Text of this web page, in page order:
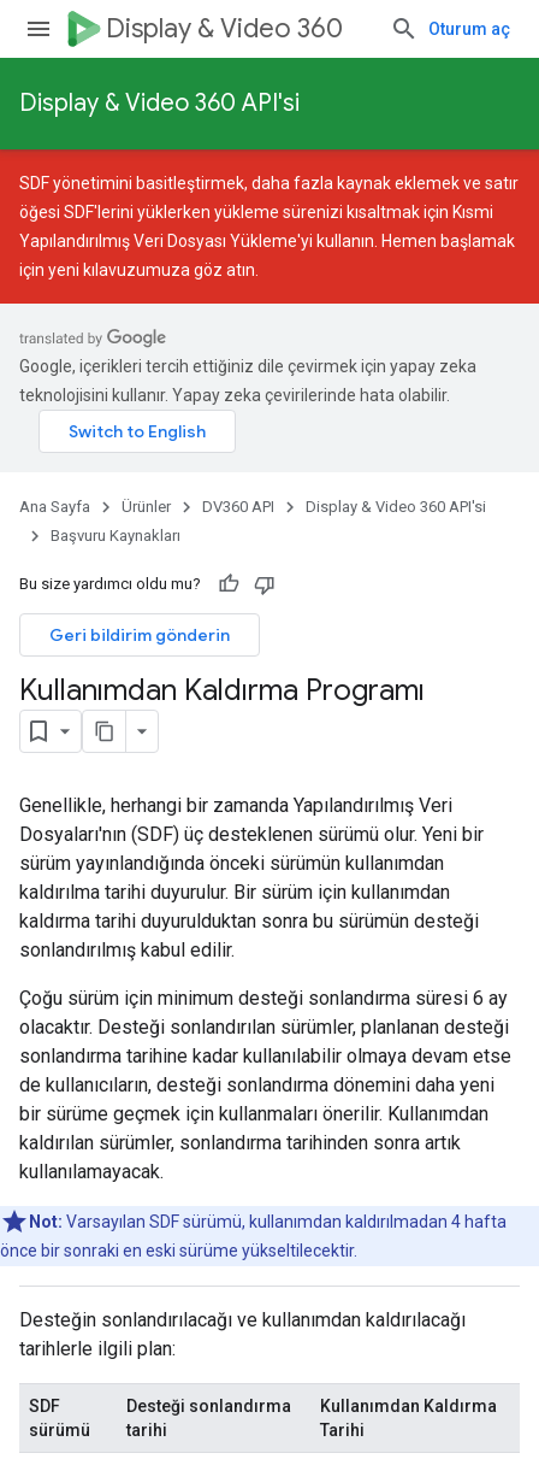
Display & Video 360 Oturum aç
Display & Video 360 API'si
SDF yönetimini basitleştirmek, daha fazla kaynak eklemek ve satır
öğesi SDF'lerini yüklerken yükleme sürenizi kısaltmak için Kısmi
Yapılandırılmış Veri Dosyası Yükleme'yi kullanın. Hemen başlamak
için yeni kılavuzumuza göz atın.
Google, içerikleri tercih ettiğiniz dile çevirmek için yapay zeka
teknolojisini kullanır. Yapay zeka çevirilerinde hata olabilir.
Ana Sayfa Ürünler DV360 API
Display & Video 360 API'si
Başvuru Kaynakları
Bu size yardımcı oldu mu?
Geri bildirim gönderin
Kullanımdan Kaldırma Programı
Genellikle, herhangi bir zamanda Yapılandırılmış Veri
Dosyaları'nın (SDF) üç desteklenen sürümü olur. Yeni bir
sürüm yayınlandığında önceki sürümün kullanımdan
kaldırılma tarihi duyurulur. Bir sürüm için kullanımdan
kaldırma tarihi duyurulduktan sonra bu sürümün desteği
sonlandırılmış kabul edilir.
Çoğu sürüm için minimum desteği sonlandırma süresi 6 ay
olacaktır. Desteği sonlandırılan sürümler, planlanan desteği
sonlandırma tarihine kadar kullanılabilir olmaya devam etse
de kullanıcıların, desteği sonlandırma dönemini daha yeni
bir sürüme geçmek için kullanmaları önerilir. Kullanımdan
kaldırılan sürümler, sonlandırma tarihinden sonra artık
kullanılamayacak.
Not: Varsayılan SDF sürümü, kullanımdan kaldırılmadan 4 hafta
önce bir sonraki en eski sürüme yükseltilecektir.
Desteğin sonlandırılacağı ve kullanımdan kaldırılacağı
tarihlerle ilgili plan:
SDF
sürümü
Desteği sonlandırma
tarihi
Kullanımdan Kaldırma
Tarihi